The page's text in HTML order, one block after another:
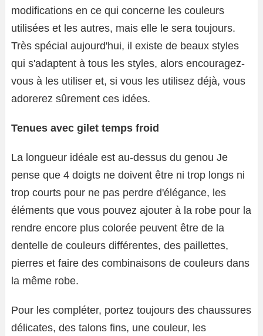
modifications en ce qui concerne les couleurs
utilisées et les autres, mais elle le sera toujours.
Très spécial aujourd'hui, il existe de beaux styles
qui s'adaptent à tous les styles, alors encouragez-
vous à les utiliser et, si vous les utilisez déjà, vous
adorerez sûrement ces idées.
Tenues avec gilet temps froid
La longueur idéale est au-dessus du genou Je
pense que 4 doigts ne doivent être ni trop longs ni
trop courts pour ne pas perdre d'élégance, les
éléments que vous pouvez ajouter à la robe pour la
rendre encore plus colorée peuvent être de la
dentelle de couleurs différentes, des paillettes,
pierres et faire des combinaisons de couleurs dans
la même robe.
Pour les compléter, portez toujours des chaussures
délicates, des talons fins, une couleur, les